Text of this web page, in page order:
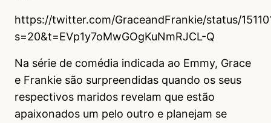
https://twitter.com/GraceandFrankie/status/
s=20&t=EVp1y7oMwGOgKuNmRJCL-Q
Na série de comédia indicada ao Emmy, Grace
e Frankie são surpreendidas quando os seus
respectivos maridos revelam que estão
apaixonados um pelo outro e planejam se